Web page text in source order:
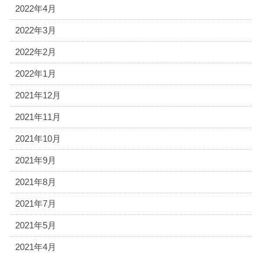
2022年4月
2022年3月
2022年2月
2022年1月
2021年12月
2021年11月
2021年10月
2021年9月
2021年8月
2021年7月
2021年5月
2021年4月